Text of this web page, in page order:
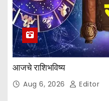
n
a
t
i
आजचे राशिभविष्य
Aug 6, 2026 Editor